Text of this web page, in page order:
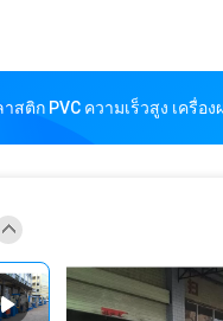
สติก PVC ความเร็วสูง เครื่อ